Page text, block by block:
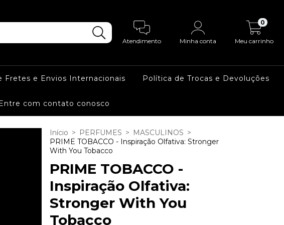
Atendimento Minha conta Meu carrinho
0
Fretes e Envios Internacionais Política de Trocas e Devoluções
com contato conosco
Início > PERFUMES > MASCULINOS >
PRIME TOBACCO - Inspiração Olfativa: Stronger
With You Tobacco
PRIME TOBACCO -
Inspiração Olfativa:
Stronger With You
Tobacco